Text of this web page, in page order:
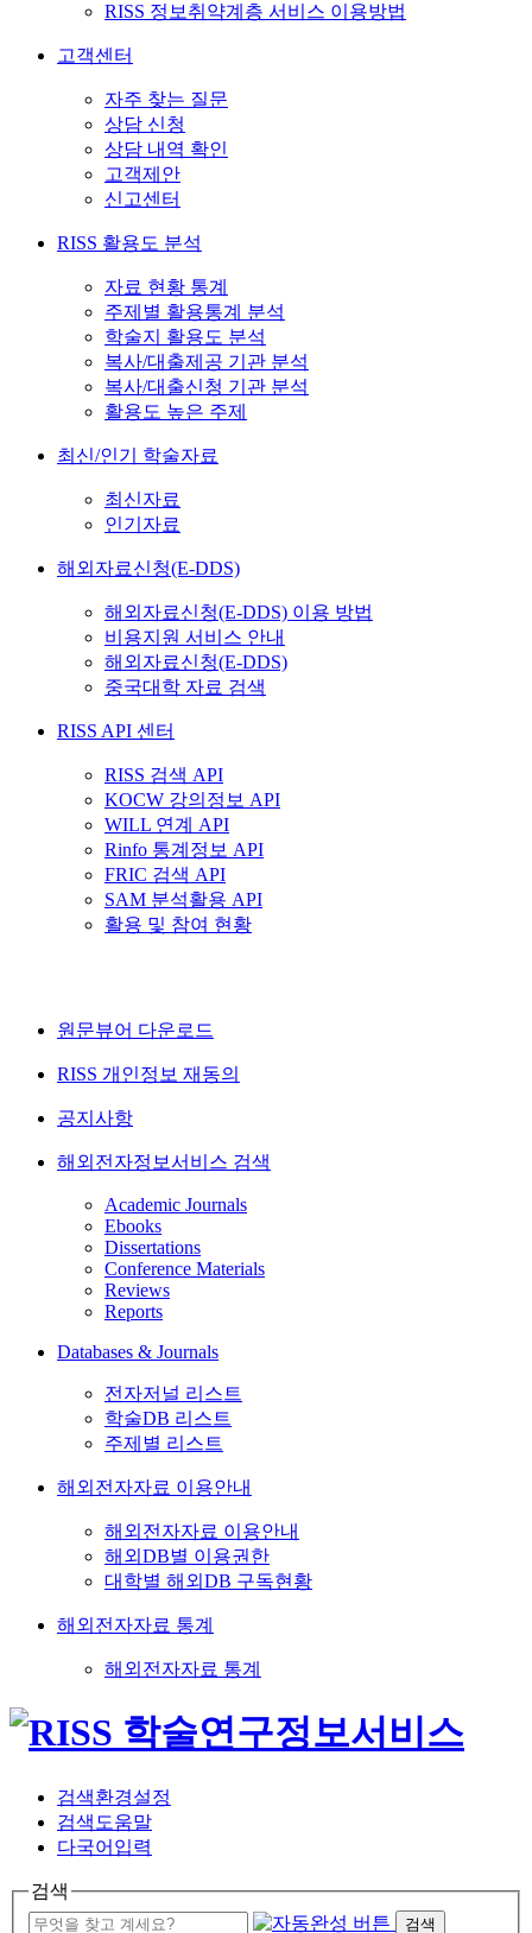
RISS 정보취약계층 서비스 이용방법
고객센터
자주 찾는 질문
상담 신청
상담 내역 확인
고객제안
신고센터
RISS 활용도 분석
자료 현황 통계
주제별 활용통계 분석
학술지 활용도 분석
복사/대출제공 기관 분석
복사/대출신청 기관 분석
활용도 높은 주제
최신/인기 학술자료
최신자료
인기자료
해외자료신청(E-DDS)
해외자료신청(E-DDS) 이용 방법
비용지원 서비스 안내
해외자료신청(E-DDS)
중국대학 자료 검색
RISS API 센터
RISS 검색 API
KOCW 강의정보 API
WILL 연계 API
Rinfo 통계정보 API
FRIC 검색 API
SAM 분석활용 API
활용 및 참여 현황
원문뷰어 다운로드
RISS 개인정보 재동의
공지사항
해외전자정보서비스 검색
Academic Journals
Ebooks
Dissertations
Conference Materials
Reviews
Reports
Databases & Journals
전자저널 리스트
학술DB 리스트
주제별 리스트
해외전자자료 이용안내
해외전자자료 이용안내
해외DB별 이용권한
대학별 해외DB 구독현황
해외전자자료 통계
해외전자자료 통계
검색환경설정
검색도움말
다국어입력
검색
검색